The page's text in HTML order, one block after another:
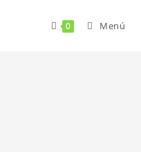
0 Menú